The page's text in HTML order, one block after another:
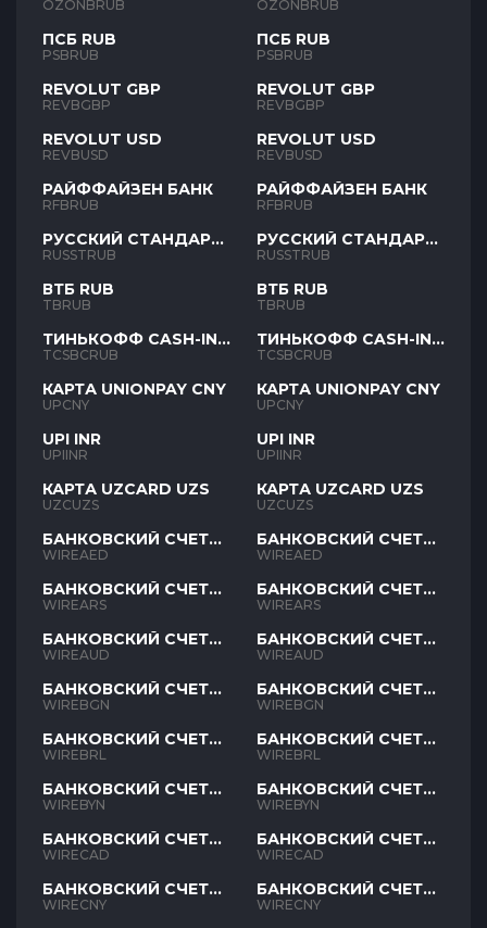
OZONBRUB
ПСБ RUB
PSBRUB
REVOLUT GBP
REVBGBP
REVOLUT USD
REVBUSD
РАЙФФАЙЗЕН БАНК
RFBRUB
РУССКИЙ СТАНДАРТ
RUB
RUSSTRUB
ВТБ RUB
TBRUB
ТИНЬКОФФ CASH-IN
RUB
TCSBCRUB
КАРТА UNIONPAY CNY
UPCNY
UPI INR
UPIINR
КАРТА UZCARD UZS
UZCUZS
БАНКОВСКИЙ СЧЕТ
AED
WIREAED
БАНКОВСКИЙ СЧЕТ
ARS
WIREARS
БАНКОВСКИЙ СЧЕТ
AUD
WIREAUD
БАНКОВСКИЙ СЧЕТ
BGN
WIREBGN
БАНКОВСКИЙ СЧЕТ
BRL
WIREBRL
БАНКОВСКИЙ СЧЕТ
BYN
WIREBYN
БАНКОВСКИЙ СЧЕТ
CAD
WIRECAD
БАНКОВСКИЙ СЧЕТ
CNY
WIRECNY
OZONBRUB
ПСБ RUB
PSBRUB
REVOLUT GBP
REVBGBP
REVOLUT USD
REVBUSD
РАЙФФАЙЗЕН БАНК
RFBRUB
РУССКИЙ СТАНДАРТ
RUB
RUSSTRUB
ВТБ RUB
TBRUB
ТИНЬКОФФ CASH-IN
RUB
TCSBCRUB
КАРТА UNIONPAY CNY
UPCNY
UPI INR
UPIINR
КАРТА UZCARD UZS
UZCUZS
БАНКОВСКИЙ СЧЕТ
AED
WIREAED
БАНКОВСКИЙ СЧЕТ
ARS
WIREARS
БАНКОВСКИЙ СЧЕТ
AUD
WIREAUD
БАНКОВСКИЙ СЧЕТ
BGN
WIREBGN
БАНКОВСКИЙ СЧЕТ
BRL
WIREBRL
БАНКОВСКИЙ СЧЕТ
BYN
WIREBYN
БАНКОВСКИЙ СЧЕТ
CAD
WIRECAD
БАНКОВСКИЙ СЧЕТ
CNY
WIRECNY